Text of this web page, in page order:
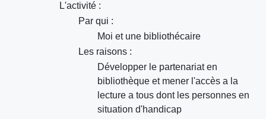
L'activité :
Par qui :
Moi et une bibliothécaire
Les raisons :
Développer le partenariat en
bibliothèque et mener l'accès a la
lecture a tous dont les personnes en
situation d'handicap